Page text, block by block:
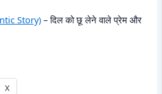
Story) – दिल को छू लेने वाले प्रेम और
X